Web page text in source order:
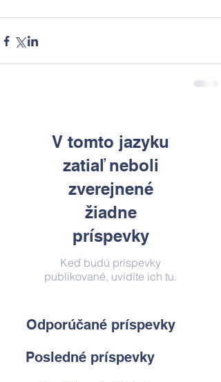
V tomto jazyku
zatiaľ neboli
zverejnené
žiadne
príspevky
Keď budú príspevky
publikované, uvidíte ich tu.
Odporúčané príspevky
Posledné príspevky